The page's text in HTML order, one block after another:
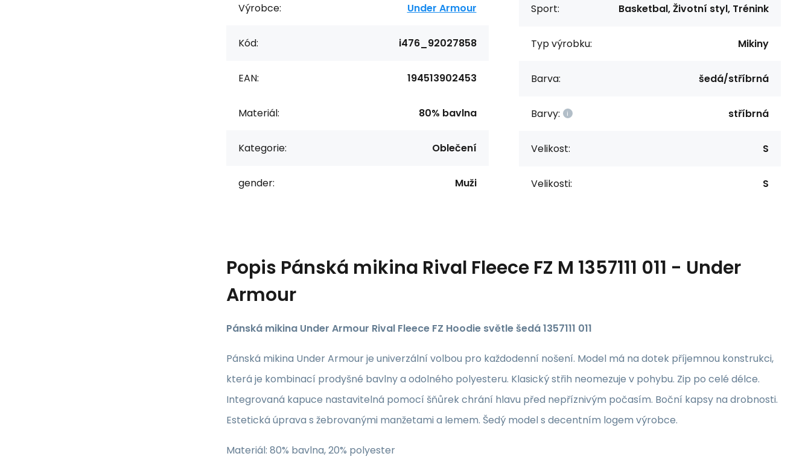
Výrobce: Under Armour
Kód: i476_92027858
EAN: 194513902453
Materiál: 80% bavlna
Kategorie: Oblečení
gender: Muži
Sport: Basketbal, Životní styl, Trénink
Typ výrobku: Mikiny
Barva: šedá/stříbrná
Barvy: stříbrná
Velikost: S
Velikosti: S
Popis Pánská mikina Rival Fleece FZ M 1357111 011 - Under
Armour
Pánská mikina Under Armour Rival Fleece FZ Hoodie světle šedá 1357111 011
Pánská mikina Under Armour je univerzální volbou pro každodenní nošení. Model má na dotek příjemnou konstrukci,
která je kombinací prodyšné bavlny a odolného polyesteru. Klasický střih neomezuje v pohybu. Zip po celé délce.
Integrovaná kapuce nastavitelná pomocí šňůrek chrání hlavu před nepříznivým počasím. Boční kapsy na drobnosti.
Estetická úprava s žebrovanými manžetami a lemem. Šedý model s decentním logem výrobce.
Materiál: 80% bavlna, 20% polyester